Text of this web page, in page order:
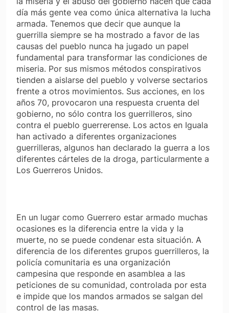
día más gente vea como única alternativa la lucha
armada. Tenemos que decir que aunque la
guerrilla siempre se ha mostrado a favor de las
causas del pueblo nunca ha jugado un papel
fundamental para transformar las condiciones de
miseria. Por sus mismos métodos conspirativos
tienden a aislarse del pueblo y volverse sectarios
frente a otros movimientos. Sus acciones, en los
años 70, provocaron una respuesta cruenta del
gobierno, no sólo contra los guerrilleros, sino
contra el pueblo guerrerense. Los actos en Iguala
han activado a diferentes organizaciones
guerrilleras, algunos han declarado la guerra a los
diferentes cárteles de la droga, particularmente a
Los Guerreros Unidos.
En un lugar como Guerrero estar armado muchas
ocasiones es la diferencia entre la vida y la
muerte, no se puede condenar esta situación. A
diferencia de los diferentes grupos guerrilleros, la
policía comunitaria es una organización
campesina que responde en asamblea a las
peticiones de su comunidad, controlada por esta
e impide que los mandos armados se salgan del
control de las masas.